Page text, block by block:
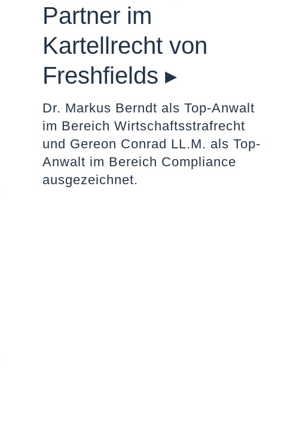
Partner im
Kartellrecht von
Freshfields ▸
Dr. Markus Berndt als Top-Anwalt
im Bereich Wirtschaftsstrafrecht
und Gereon Conrad LL.M. als Top-
Anwalt im Bereich Compliance
ausgezeichnet.